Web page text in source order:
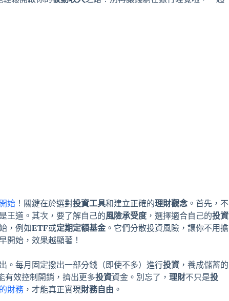
始 ！關鍵在於選對投資工具和建立正確的理財觀念 。首先，不
王道。其次，要了解自己的風險承受度 ，選擇適合自己的投資
，例如ETF或定期定額基金 。它們分散投資風險，讓你不用擔
開始，效果越顯著！
。每月固定撥出一部分錢（即使不多）進行投資 ，養成儲蓄的
有效控制開銷，擠出更多投資資金。別忘了， 理財不只是投
財務 ，才能真正實現財務自由 。